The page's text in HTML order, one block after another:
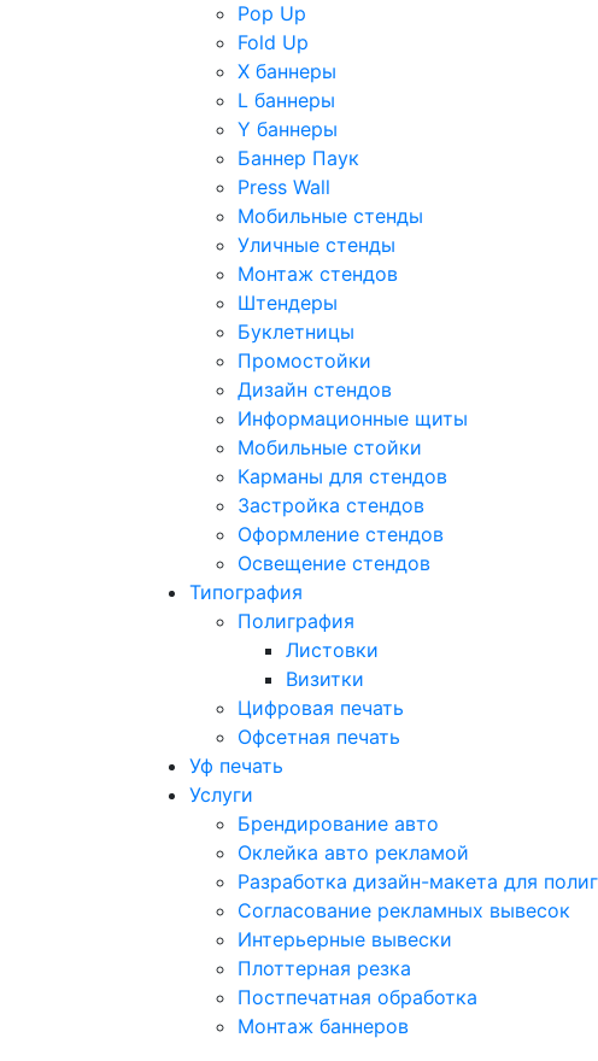
Pop Up
Fold Up
Х баннеры
L баннеры
Y баннеры
Баннер Паук
Press Wall
Мобильные стенды
Уличные стенды
Монтаж стендов
Штендеры
Буклетницы
Промостойки
Дизайн стендов
Информационные щиты
Мобильные стойки
Карманы для стендов
Застройка стендов
Оформление стендов
Освещение стендов
Типография
Полиграфия
Листовки
Визитки
Цифровая печать
Офсетная печать
Уф печать
Услуги
Брендирование авто
Оклейка авто рекламой
Разработка дизайн-макета для
Согласование рекламных вывесок
Интерьерные вывески
Плоттерная резка
Постпечатная обработка
Монтаж баннеров